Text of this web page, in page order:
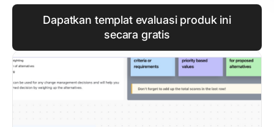
Dapatkan templat evaluasi produk ini
secara gratis